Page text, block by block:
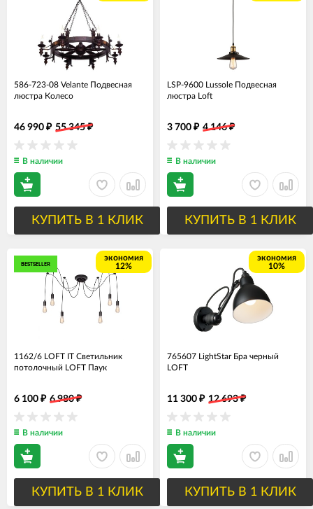
586-723-08 Velante Подвесная
люстра Колесо
46 990 ₽ 55 345₽
В наличии
КУПИТЬ В 1 КЛИК
LSP-9600 Lussole Подвесная
люстра Loft
3 700 ₽ 4 146₽
В наличии
КУПИТЬ В 1 КЛИК
BESTSELLER
экономия
12%
1162/6 LOFT IT Светильник
потолочный LOFT Паук
6 100 ₽ 6 980₽
В наличии
КУПИТЬ В 1 КЛИК
экономия
10%
765607 LightStar Бра черный
LOFT
11 300 ₽ 12 693₽
В наличии
КУПИТЬ В 1 КЛИК